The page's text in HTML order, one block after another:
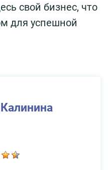
свой бизнес, что
для успешной